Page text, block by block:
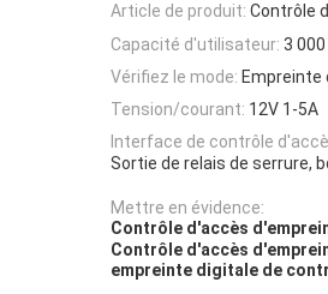
Article de produit: Contrôle
Capacité d'utilisateur: 3 000
Vérifiez le mode: Empreinte
Tension/courant: 12V 1-5A
Interface de contrôle
Sortie de relais de serrure,
Mettre en évidence:
Contrôle d'accès
Contrôle d'accès
empreinte digitale de